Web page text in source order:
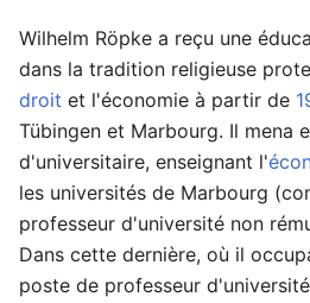
Wilhelm Röpke a reçu une
dans la tradition religieuse
droit et l'économie à partir de
Tübingen et Marbourg. Il mena
d'universitaire, enseignant l'
les universités de Marbourg
professeur d'université non
Dans cette dernière, où il
poste de professeur